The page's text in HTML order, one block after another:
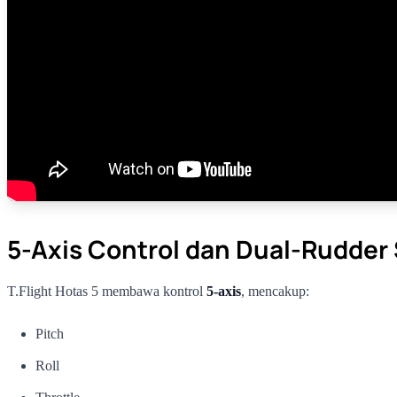
5-Axis Control dan Dual-Rudder
T.Flight Hotas 5 membawa kontrol 5-axis, mencakup:
Pitch
Roll